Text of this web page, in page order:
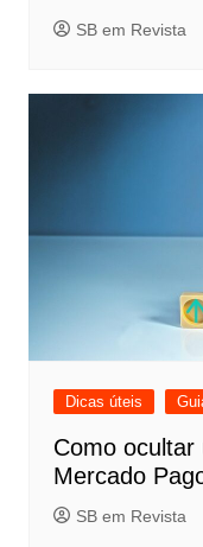
SB em Revista
Dicas úteis
Como
Mercado
SB em Revista